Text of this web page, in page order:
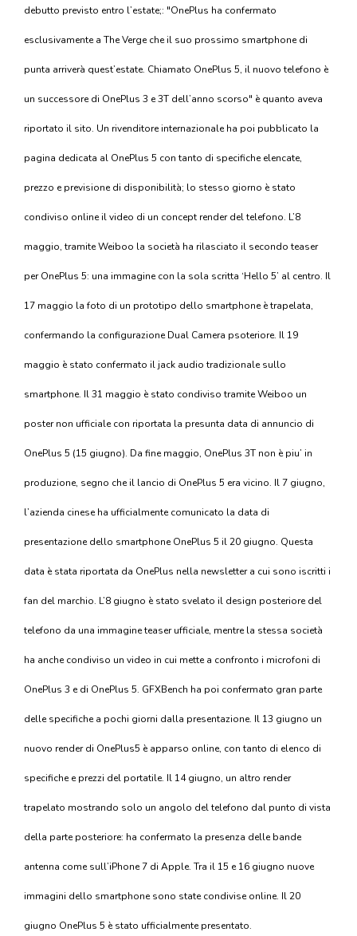
debutto previsto entro l’estate;: "OnePlus ha confermato
esclusivamente a The Verge che il suo prossimo smartphone di
punta arriverà quest’estate. Chiamato OnePlus 5, il nuovo telefono è
un successore di OnePlus 3 e 3T dell’anno scorso" è quanto aveva
riportato il sito. Un rivenditore internazionale ha poi pubblicato la
pagina dedicata al OnePlus 5 con tanto di specifiche elencate,
prezzo e previsione di disponibilità; lo stesso giorno è stato
condiviso online il video di un concept render del telefono. L’8
maggio, tramite Weiboo la società ha rilasciato il secondo teaser
per OnePlus 5: una immagine con la sola scritta ‘Hello 5’ al centro. Il
17 maggio la foto di un prototipo dello smartphone è trapelata,
confermando la configurazione Dual Camera psoteriore. Il 19
maggio è stato confermato il jack audio tradizionale sullo
smartphone. Il 31 maggio è stato condiviso tramite Weiboo un
poster non ufficiale con riportata la presunta data di annuncio di
OnePlus 5 (15 giugno). Da fine maggio, OnePlus 3T non è piu’ in
produzione, segno che il lancio di OnePlus 5 era vicino. Il 7 giugno,
l’azienda cinese ha ufficialmente comunicato la data di
presentazione dello smartphone OnePlus 5 il 20 giugno. Questa
data è stata riportata da OnePlus nella newsletter a cui sono iscritti i
fan del marchio. L’8 giugno è stato svelato il design posteriore del
telefono da una immagine teaser ufficiale, mentre la stessa società
ha anche condiviso un video in cui mette a confronto i microfoni di
OnePlus 3 e di OnePlus 5. GFXBench ha poi confermato gran parte
delle specifiche a pochi giorni dalla presentazione. Il 13 giugno un
nuovo render di OnePlus5 è apparso online, con tanto di elenco di
specifiche e prezzi del portatile. Il 14 giugno, un altro render
trapelato mostrando solo un angolo del telefono dal punto di vista
della parte posteriore: ha confermato la presenza delle bande
antenna come sull’iPhone 7 di Apple. Tra il 15 e 16 giugno nuove
immagini dello smartphone sono state condivise online. Il 20
giugno OnePlus 5 è stato ufficialmente presentato.